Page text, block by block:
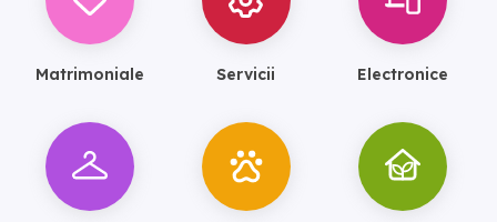
Matrimoniale Servicii Electronice